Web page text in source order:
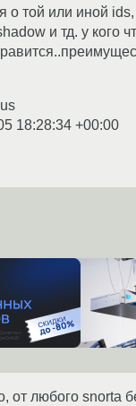
о той или иной ids,
и тд. у кого
18:28:34 +00:00
от любого snortа